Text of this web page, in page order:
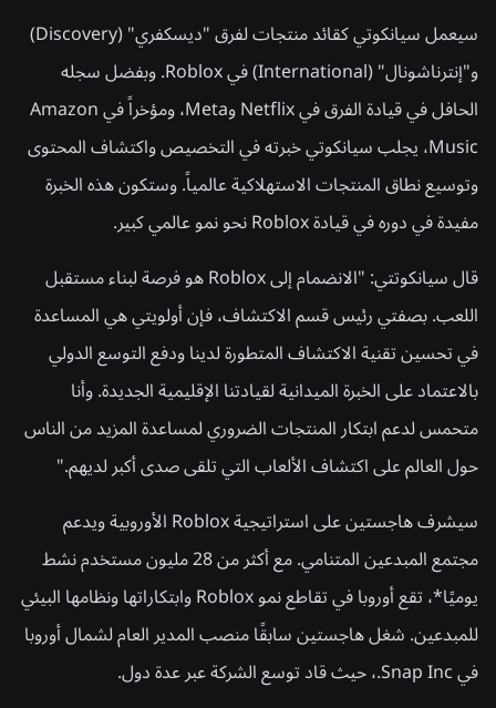
سيعمل سيانكوتي كقائد منتجات لفرق "ديسكفري" (Discovery)
و"إنترناشونال" (International) في Roblox. وبفضل سجله
الحافل في قيادة الفرق في Netflix وMeta، ومؤخراً في Amazon
Music، يجلب سيانكوتي خبرته في التخصيص واكتشاف المحتوى
وتوسيع نطاق المنتجات الاستهلاكية عالمياً. وستكون هذه الخبرة
مفيدة في دوره في قيادة Roblox نحو نمو عالمي كبير.
قال سيانكوتتي: "الانضمام إلى Roblox هو فرصة لبناء مستقبل
اللعب. بصفتي رئيس قسم الاكتشاف، فإن أولويتي هي المساعدة
في تحسين تقنية الاكتشاف المتطورة لدينا ودفع التوسع الدولي
بالاعتماد على الخبرة الميدانية لقيادتنا الإقليمية الجديدة. وأنا
متحمس لدعم ابتكار المنتجات الضروري لمساعدة المزيد من الناس
حول العالم على اكتشاف الألعاب التي تلقى صدى أكبر لديهم."
سيشرف هاجستين على استراتيجية Roblox الأوروبية ويدعم
مجتمع المبدعين المتنامي. مع أكثر من 28 مليون مستخدم نشط
يوميًا*، تقع أوروبا في تقاطع نمو Roblox وابتكاراتها ونظامها البيئي
للمبدعين. شغل هاجستين سابقًا منصب المدير العام لشمال أوروبا
في Snap Inc.، حيث قاد توسع الشركة عبر عدة دول.